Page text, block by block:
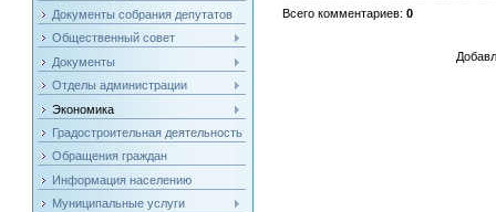
Документы собрания депутатов
Общественный совет
Документы
Отделы администрации
Экономика
Градостроительная деятельность
Обращения граждан
Информация населению
Муниципальные услуги
Всего комментариев:0